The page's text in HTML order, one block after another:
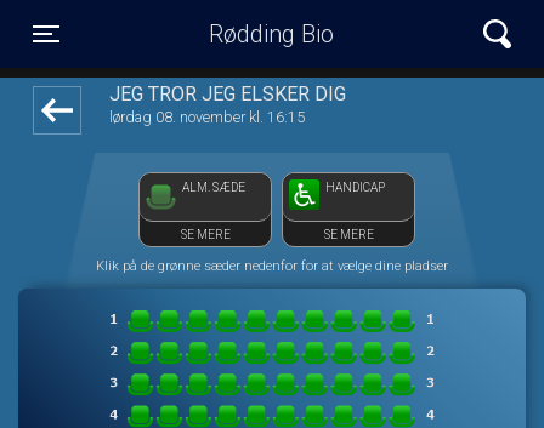
Rødding Bio
JEG TROR JEG ELSKER DIG
lørdag 08. november kl. 16:15
ALM. SÆDE
SE MERE
HANDICAP
SE MERE
Klik på de grønne sæder nedenfor for at vælge dine pladser
1step-front02 073624